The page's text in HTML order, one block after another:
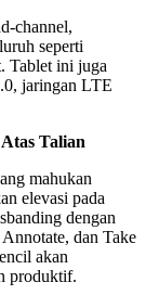
channel,
seperti
Tablet ini juga
jaringan LTE
Talian
mahukan
elevasi pada
dengan
dan Take
akan
produktif.